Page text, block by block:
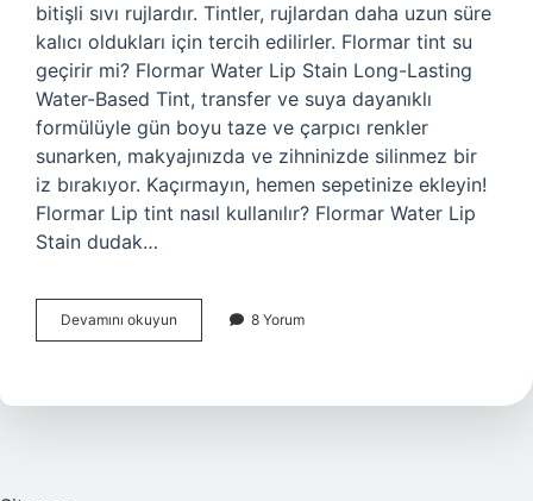
bitişli sıvı rujlardır. Tintler, rujlardan daha uzun süre
kalıcı oldukları için tercih edilirler. Flormar tint su
geçirir mi? Flormar Water Lip Stain Long-Lasting
Water-Based Tint, transfer ve suya dayanıklı
formülüyle gün boyu taze ve çarpıcı renkler
sunarken, makyajınızda ve zihninizde silinmez bir
iz bırakıyor. Kaçırmayın, hemen sepetinize ekleyin!
Flormar Lip tint nasıl kullanılır? Flormar Water Lip
Stain dudak…
Devamını okuyun
Tint
8 Yorum